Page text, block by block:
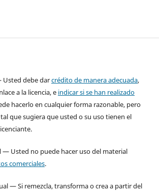
debe darcrédito de manera adecuada,
a la licencia, e indicar si se han realizado
hacerlo en cualquier forma razonable, pero
que sugiera que usted o su uso tienen el
— Usted no puede hacer uso del material
comerciales.
— Si remezcla, transforma o crea a partir del